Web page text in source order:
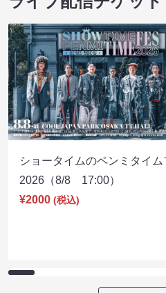
ショータイムのペンミタイム
2026（8/8 17:00）
¥2000 (税込)